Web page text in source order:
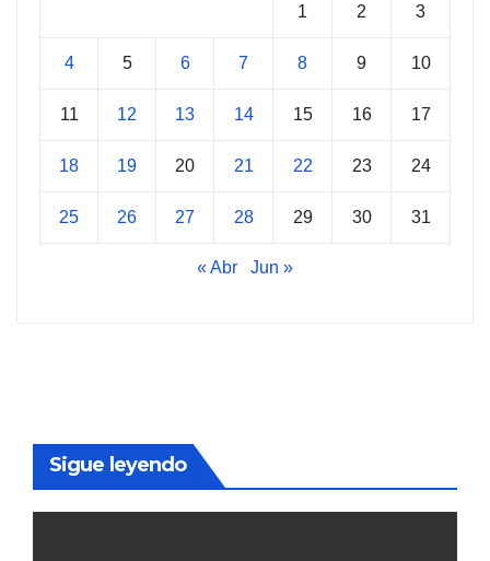
1 2 3
4 5 6 7 8 9 10
11 12 13 14 15 16 17
18 19 20 21 22 23 24
25 26 27 28 29 30 31
« Abr Jun »
Sigue leyendo